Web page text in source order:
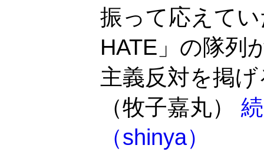
振って応えて
HATE」の隊列
主義反対を掲
（牧子嘉丸）
（shinya）